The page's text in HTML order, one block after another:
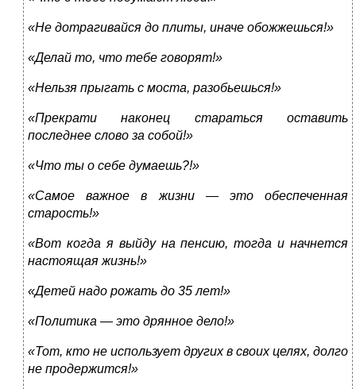
«Не дотрагивайся до плиты, иначе обожжешься!»
«Делай то, что тебе говорят!»
«Нельзя прыгать с моста, разобьешься!»
«Прекрати наконец стараться оставить
последнее слово за собой!»
«Что ты о себе думаешь?!»
«Самое важное в жизни — это обеспеченная
старость!»
«Вот когда я выйду на пенсию, тогда и начнется
настоящая жизнь!»
«Детей надо рожать до 35 лет!»
«Политика — это дрянное дело!»
«Тот, кто не использует других в своих целях, долго
не продержится!»